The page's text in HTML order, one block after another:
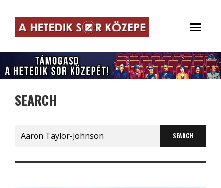
SEARCH
Search
for: